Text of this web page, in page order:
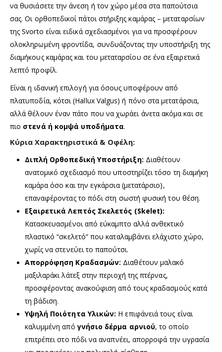
να θυσιάσετε την άνεση ή τον χώρο μέσα στα παπούτσια
σας. Οι ορθοπεδικοί πάτοι στήριξης καμάρας – μεταταρσίων
της Svorto είναι ειδικά σχεδιασμένοι για να προσφέρουν
ολοκληρωμένη φροντίδα, συνδυάζοντας την υποστήριξη της
διαμήκους καμάρας και του μεταταρσίου σε ένα εξαιρετικά
λεπτό προφίλ.
Είναι η ιδανική επιλογή για όσους υποφέρουν από
πλατυποδία, κότσι (Hallux Valgus) ή πόνο στα μετατάρσια,
αλλά θέλουν έναν πάτο που να χωράει άνετα ακόμα και σε
πιο στενά ή κομψά υποδήματα.
Κύρια Χαρακτηριστικά & Οφέλη:
Διπλή Ορθοπεδική Υποστήριξη: Διαθέτουν
ανατομικό σχεδιασμό που υποστηρίζει τόσο τη διαμήκη
καμάρα όσο και την εγκάρσια (μετατάρσιο),
επαναφέροντας το πόδι στη σωστή φυσική του θέση.
Εξαιρετικά Λεπτός Σκελετός (Skelet):
Κατασκευασμένοι από εύκαμπτο αλλά ανθεκτικό
πλαστικό “σκελετό” που καταλαμβάνει ελάχιστο χώρο,
χωρίς να στενεύει το παπούτσι.
Απορρόφηση Κραδασμών: Διαθέτουν μαλακό
μαξιλαράκι λάτεξ στην περιοχή της πτέρνας,
προσφέροντας ανακούφιση από τους κραδασμούς κατά
τη βάδιση.
Υψηλή Ποιότητα Υλικών: Η επιφάνειά τους είναι
καλυμμένη από γνήσιο δέρμα αρνιού, το οποίο
επιτρέπει στο πόδι να αναπνέει, απορροφά την υγρασία